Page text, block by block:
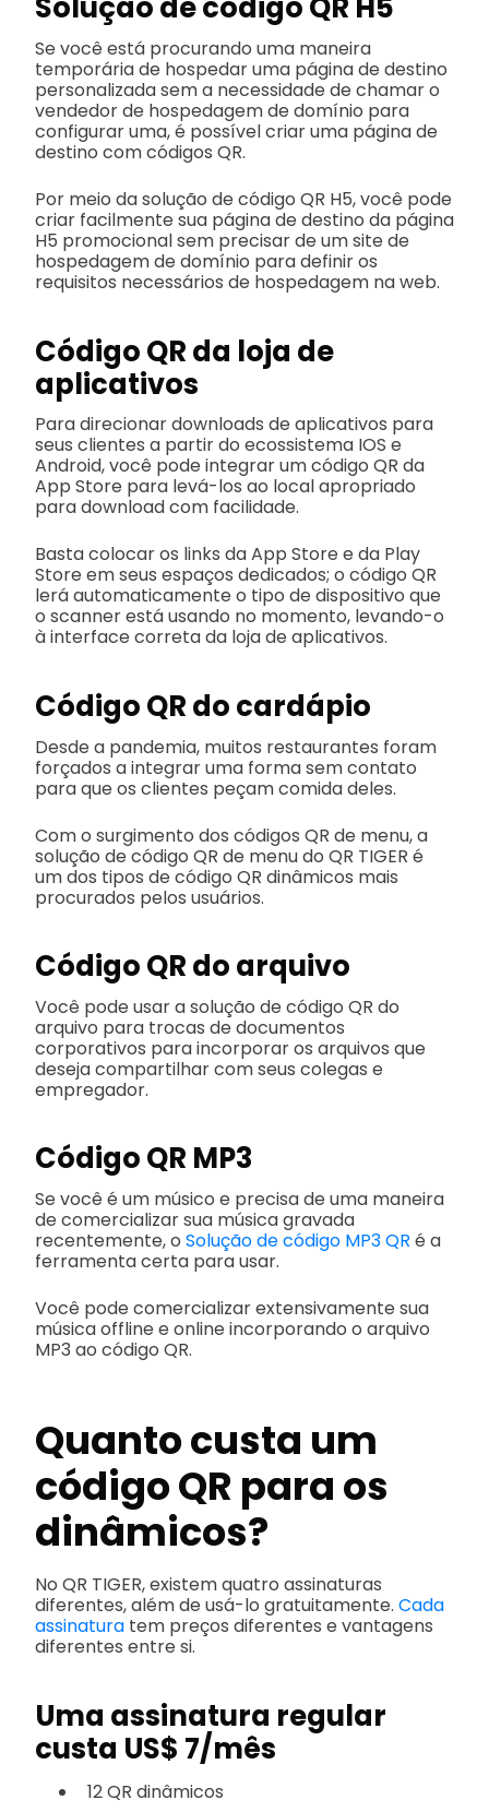
Solução de código QR H5
Se você está procurando uma maneira
temporária de hospedar uma página de destino
personalizada sem a necessidade de chamar o
vendedor de hospedagem de domínio para
configurar uma, é possível criar uma página de
destino com códigos QR.
Por meio da solução de código QR H5, você pode
criar facilmente sua página de destino da página
H5 promocional sem precisar de um site de
hospedagem de domínio para definir os
requisitos necessários de hospedagem na web.
Código QR da loja de
aplicativos
Para direcionar downloads de aplicativos para
seus clientes a partir do ecossistema IOS e
Android, você pode integrar um código QR da
App Store para levá-los ao local apropriado
para download com facilidade.
Basta colocar os links da App Store e da Play
Store em seus espaços dedicados; o código QR
lerá automaticamente o tipo de dispositivo que
o scanner está usando no momento, levando-o
à interface correta da loja de aplicativos.
Código QR do cardápio
Desde a pandemia, muitos restaurantes foram
forçados a integrar uma forma sem contato
para que os clientes peçam comida deles.
Com o surgimento dos códigos QR de menu, a
solução de código QR de menu do QR TIGER é
um dos tipos de código QR dinâmicos mais
procurados pelos usuários.
Código QR do arquivo
Você pode usar a solução de código QR do
arquivo para trocas de documentos
corporativos para incorporar os arquivos que
deseja compartilhar com seus colegas e
empregador.
Código QR MP3
Se você é um músico e precisa de uma maneira
de comercializar sua música gravada
recentemente, o Solução de código MP3 QR é a
ferramenta certa para usar.
Você pode comercializar extensivamente sua
música offline e online incorporando o arquivo
MP3 ao código QR.
Quanto custa um
código QR para os
dinâmicos?
No QR TIGER, existem quatro assinaturas
diferentes, além de usá-lo gratuitamente. Cada
assinatura tem preços diferentes e vantagens
diferentes entre si.
Uma assinatura regular
custa US$ 7/mês
12 QR dinâmicos